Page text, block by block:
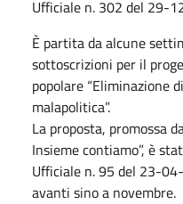
Ufficiale n. 302 del 29-
È partita da alcune
sottoscrizioni per il
popolare “Eliminazione
malapolitica”.
La proposta, promossa
Insieme contiamo”, è
Ufficiale n. 95 del 23-
avanti sino a novembre.